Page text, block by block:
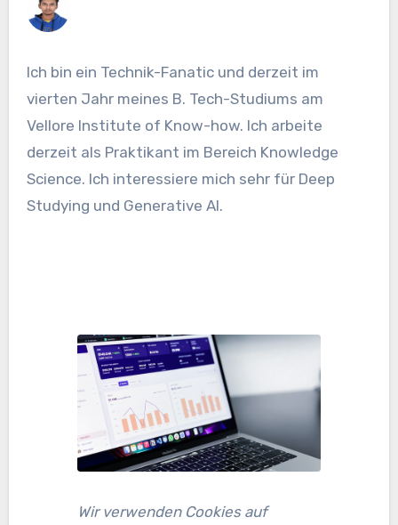
Ich bin ein Technik-Fanatic und derzeit im
vierten Jahr meines B. Tech-Studiums am
Vellore Institute of Know-how. Ich arbeite
derzeit als Praktikant im Bereich Knowledge
Science. Ich interessiere mich sehr für Deep
Studying und Generative AI.
Wir verwenden Cookies auf